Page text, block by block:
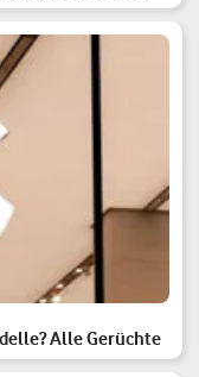
Alle Gerüchte